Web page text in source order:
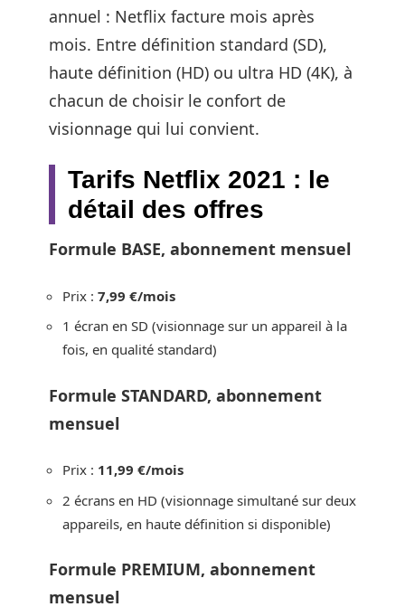
annuel : Netflix facture mois après
mois. Entre définition standard (SD),
haute définition (HD) ou ultra HD (4K), à
chacun de choisir le confort de
visionnage qui lui convient.
Tarifs Netflix 2021 : le
détail des offres
Formule BASE, abonnement mensuel
Prix : 7,99 €/mois
1 écran en SD (visionnage sur un appareil à la
fois, en qualité standard)
Formule STANDARD, abonnement
mensuel
Prix : 11,99 €/mois
2 écrans en HD (visionnage simultané sur deux
appareils, en haute définition si disponible)
Formule PREMIUM, abonnement
mensuel